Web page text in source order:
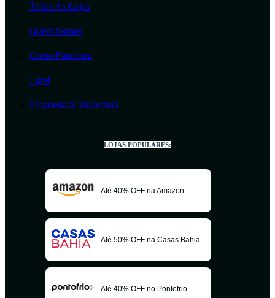
Todas As Lojas
Quem Somos
Como Funciona
Lgpd
Propriedade Intelectual
LOJAS POPULARES:
Até 40% OFF na Amazon
Até 50% OFF na Casas Bahia
Até 40% OFF no Pontofrio